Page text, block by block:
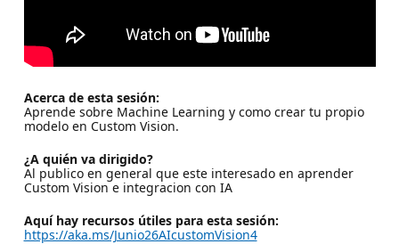
Acerca de esta sesión:
Aprende sobre Machine Learning y como crear tu propio
modelo en Custom Vision.
¿A quién va dirigido?
Al publico en general que este interesado en aprender
Custom Vision e integracion con IA
Aquí hay recursos útiles para esta sesión:
https://aka.ms/Junio26AIcustomVision4